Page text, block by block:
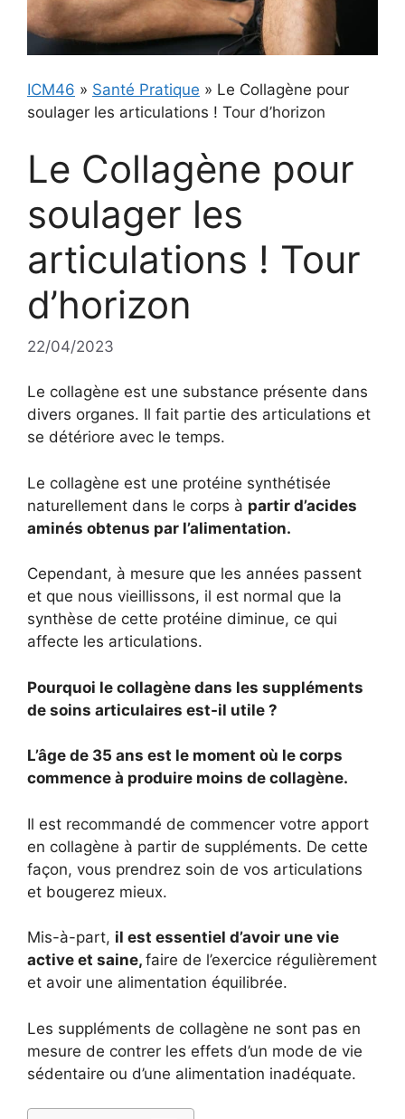
ICM46 » Santé Pratique » Le Collagène pour
soulager les articulations ! Tour d’horizon
Le Collagène pour
soulager les
articulations ! Tour
d’horizon
22/04/2023
Le collagène est une substance présente dans
divers organes. Il fait partie des articulations et
se détériore avec le temps.
Le collagène est une protéine synthétisée
naturellement dans le corps à partir d’acides
aminés obtenus par l’alimentation.
Cependant, à mesure que les années passent
et que nous vieillissons, il est normal que la
synthèse de cette protéine diminue, ce qui
affecte les articulations.
Pourquoi le collagène dans les suppléments
de soins articulaires est-il utile ?
L’âge de 35 ans est le moment où le corps
commence à produire moins de collagène.
Il est recommandé de commencer votre apport
en collagène à partir de suppléments. De cette
façon, vous prendrez soin de vos articulations
et bougerez mieux.
Mis-à-part, il est essentiel d’avoir une vie
active et saine, faire de l’exercice régulièrement
et avoir une alimentation équilibrée.
Les suppléments de collagène ne sont pas en
mesure de contrer les effets d’un mode de vie
sédentaire ou d’une alimentation inadéquate.